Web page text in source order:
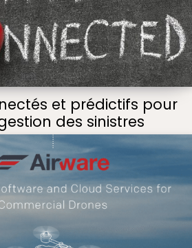
et prédictifs pour
des sinistres